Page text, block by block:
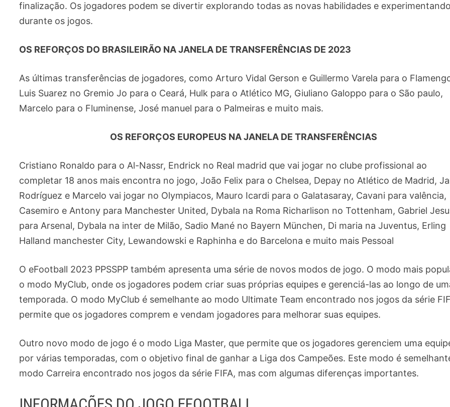
finalização. Os jogadores podem se divertir explorando todas as novas habilidades e
durante os jogos.
OS REFORÇOS DO BRASILEIRÃO NA JANELA DE TRANSFERÊNCIAS DE 2023
As últimas transferências de jogadores, como Arturo Vidal Gerson e Guillermo Varela para o
Luis Suarez no Gremio Jo para o Ceará, Hulk para o Atlético MG, Giuliano Galoppo para o São paulo,
Marcelo para o Fluminense, José manuel para o Palmeiras e muito mais.
OS REFORÇOS EUROPEUS NA JANELA DE TRANSFERÊNCIAS
Cristiano Ronaldo para o Al-Nassr, Endrick no Real madrid que vai jogar no clube profissional ao
completar 18 anos mais encontra no jogo, João Felix para o Chelsea, Depay no Atlético de Madrid,
Rodríguez e Marcelo vai jogar no Olympiacos, Mauro Icardi para o Galatasaray, Cavani para valência,
Casemiro e Antony para Manchester United, Dybala na Roma Richarlison no Tottenham, Gabriel
para Arsenal, Dybala na inter de Milão, Sadio Mané no Bayern München, Di maria na Juventus, Erling
Halland manchester City, Lewandowski e Raphinha e do Barcelona e muito mais Pessoal
O eFootball 2023 PPSSPP também apresenta uma série de novos modos de jogo. O modo mais
o modo MyClub, onde os jogadores podem criar suas próprias equipes e gerenciá-las ao longo de
temporada. O modo MyClub é semelhante ao modo Ultimate Team encontrado nos jogos da série
permite que os jogadores comprem e vendam jogadores para melhorar suas equipes.
Outro novo modo de jogo é o modo Liga Master, que permite que os jogadores gerenciem uma
por várias temporadas, com o objetivo final de ganhar a Liga dos Campeões. Este modo é
modo Carreira encontrado nos jogos da série FIFA, mas com algumas diferenças importantes.